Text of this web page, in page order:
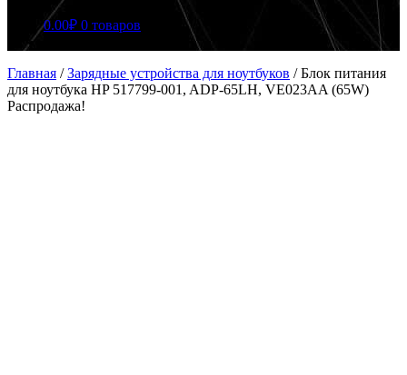
0.00₽ 0 товаров
Главная /Зарядные устройства для ноутбуков /Блок питания
для ноутбука HP 517799-001, ADP-65LH, VE023AA (65W)
Распродажа!